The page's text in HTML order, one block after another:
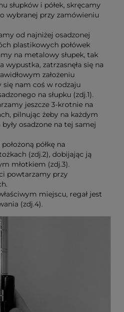
słupków i półek, skręcamy
wybranej przy zamówieniu
od najniżej osadzonej
plastikowych połówek
na metalowy słupek, tak
wypustka, zatrzasnęła się na
założeniu
nam coś w rodzaju
na słupku (zdj.1).
jeszcze 3-krotnie na
pilnując żeby na każdym
osadzone na tej samej
półkę na
(zdj.2), dobijając ją
młotkiem (zdj.3).
powtarzamy przy
miejscu, regał jest
(zdj.4).